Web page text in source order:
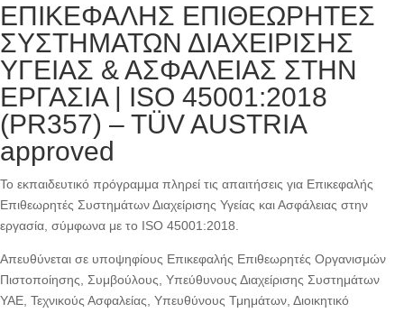
ΕΠΙΚΕΦΑΛΗΣ ΕΠΙΘΕΩΡΗΤΕΣ
ΣΥΣΤΗΜΑΤΩΝ ΔΙΑΧΕΙΡΙΣΗΣ
ΥΓΕΙΑΣ & ΑΣΦΑΛΕΙΑΣ ΣΤΗΝ
ΕΡΓΑΣΙΑ | ISO 45001:2018
(PR357) – TÜV AUSTRIA
approved
Το εκπαιδευτικό πρόγραμμα πληρεί τις απαιτήσεις για Επικεφαλής
Επιθεωρητές Συστημάτων Διαχείρισης Υγείας και Ασφάλειας στην
εργασία, σύμφωνα με το ISO 45001:2018.
Απευθύνεται σε υποψηφίους Επικεφαλής Επιθεωρητές Οργανισμών
Πιστοποίησης, Συμβούλους, Υπεύθυνους Διαχείρισης Συστημάτων
ΥΑΕ, Τεχνικούς Ασφαλείας, Υπευθύνους Τμημάτων, Διοικητικό